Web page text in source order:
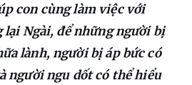
con cùng làm việc với
lại Ngài, để những người bị
lành, người bị áp bức có
người ngu dốt có thể hiểu